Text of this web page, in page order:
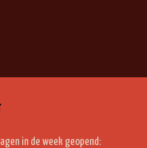
in de week geopend: